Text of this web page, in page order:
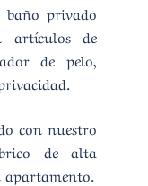
privado
artículos de
de pelo,
con nuestro
de alta